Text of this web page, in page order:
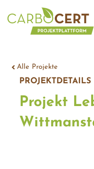
Inhalt
Alle Projekte
PROJEKTDETAILS
Projekt